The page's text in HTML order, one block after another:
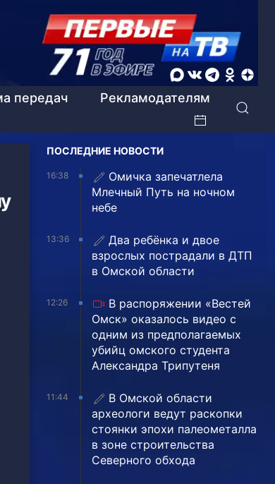
передач
Рекламодателям
ПОСЛЕДНИЕ НОВОСТИ
16:38
Омичка запечатлела
Млечный Путь на ночном
небе
13:36
Два ребёнка и двое
взрослых пострадали в ДТП
в Омской области
12:26
В распоряжении «Вестей
Омск» оказалось видео с
одним из предполагаемых
убийц омского студента
Александра Трипутеня
11:44
В Омской области
археологи ведут раскопки
стоянки эпохи палеометалла
в зоне строительства
Северного обхода